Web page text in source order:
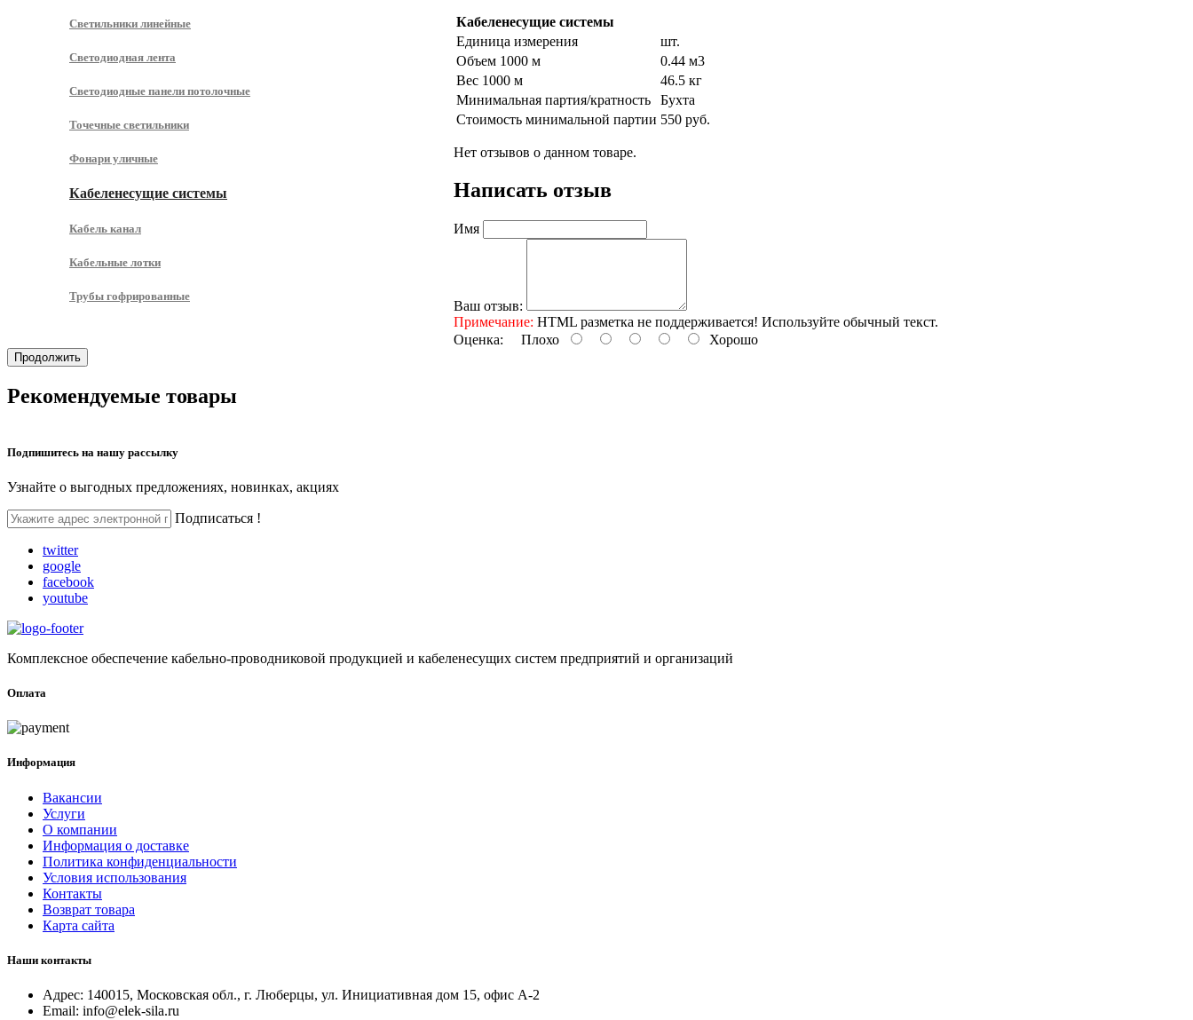
Светильники линейные
Светодиодная лента
Светодиодные панели потолочные
Точечные светильники
Фонари уличные
Кабеленесущие системы
Кабель канал
Кабельные лотки
Трубы гофрированные
Кабеленесущие системы
Единица измерения
шт.
Объем 1000 м
0.44 м3
Вес 1000 м
46.5 кг
Минимальная партия/кратность
Бухта
Стоимость минимальной партии 550 руб.
Нет отзывов о данном товаре.
Написать отзыв
Имя
Ваш отзыв:
Примечание: HTML разметка не поддерживается! Используйте обычный текст.
Оценка: Плохо Хорошо
Продолжить
Рекомендуемые товары
Подпишитесь на нашу рассылку
Узнайте о выгодных предложениях, новинках, акциях
Подписаться !
twitter
google
facebook
youtube
Комплексное обеспечение кабельно-проводниковой продукцией и кабеленесущих систем предприятий и организаций
Оплата
Информация
Вакансии
Услуги
О компании
Информация о доставке
Политика конфиденциальности
Условия использования
Контакты
Возврат товара
Карта сайта
Наши контакты
Адрес: 140015, Московская обл., г. Люберцы, ул. Инициативная дом 15, офис А-2
Email: info@elek-sila.ru